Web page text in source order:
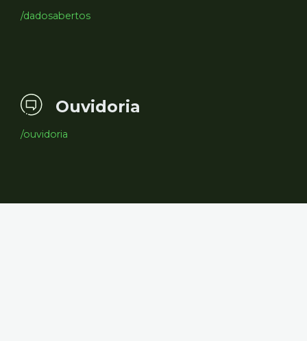
/dadosabertos
Ouvidoria
/ouvidoria